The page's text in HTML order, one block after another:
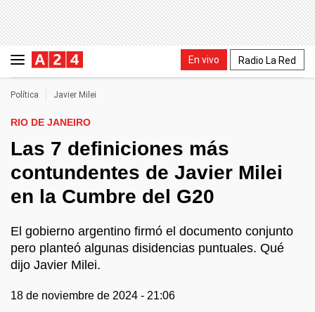
En vivo Radio La Red
Política Javier Milei
RIO DE JANEIRO
Las 7 definiciones más
contundentes de Javier Milei
en la Cumbre del G20
El gobierno argentino firmó el documento conjunto
pero planteó algunas disidencias puntuales. Qué
dijo Javier Milei.
18 de noviembre de 2024 - 21:06